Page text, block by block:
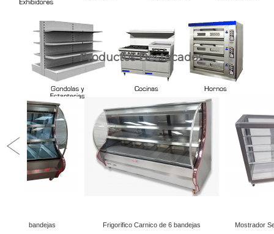
Productos Destacados